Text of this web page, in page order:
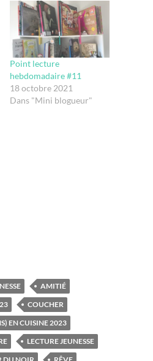
Point lecture
hebdomadaire #11
18 octobre 2021
Dans "Mini blogueur"
AMITIÉ
COUCHER
EN CUISINE 2023
LECTURE JEUNESSE